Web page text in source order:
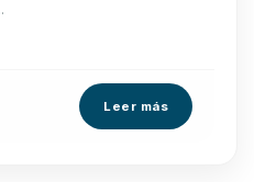
Leer más